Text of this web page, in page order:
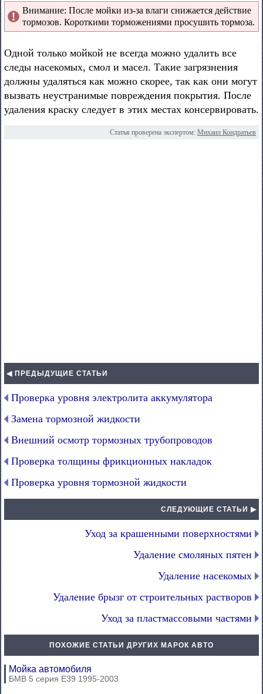
Внимание: После мойки из-за влаги снижается действие
тормозов. Короткими торможениями просушить тормоза.
Одной только мойкой не всегда можно удалить все
следы насекомых, смол и масел. Такие загрязнения
должны удаляться как можно скорее, так как они могут
вызвать неустранимые повреждения покрытия. После
удаления краску следует в этих местах консервировать.
Статья проверена экспертом: Михаил Кондратьев
◀ ПРЕДЫДУЩИЕ СТАТЬИ
Проверка уровня электролита аккумулятора
Замена тормозной жидкости
Внешний осмотр тормозных трубопроводов
Проверка толщины фрикционных накладок
Проверка уровня тормозной жидкости
СЛЕДУЮЩИЕ СТАТЬИ ▶
Уход за крашенными поверхностями
Удаление смоляных пятен
Удаление насекомых
Удаление брызг от строительных растворов
Уход за пластмассовыми частями
ПОХОЖИЕ СТАТЬИ ДРУГИХ МАРОК АВТО
Мойка автомобиля
БМВ 5 серия Е39 1995-2003